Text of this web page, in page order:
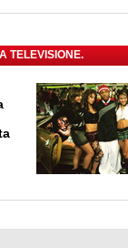
TELEVISIONE.